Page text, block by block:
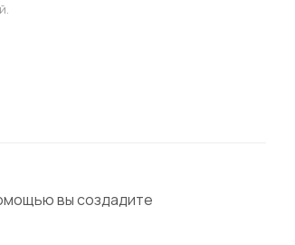
вы создадите